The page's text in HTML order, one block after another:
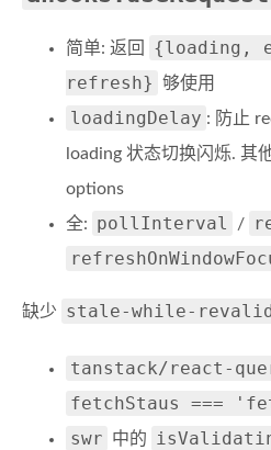
简单: 返回
{loading,
refresh}
够使用
loadingDelay : 防止
loading 状态切换闪烁. 其
options
全:
pollInterval /
缺少 stale-while-
tanstack/react-
fetchStaus ===
swr
中的